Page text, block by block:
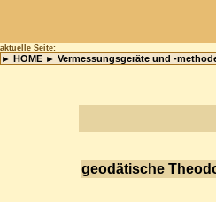
aktuelle Seite:
► HOME ► Vermessungsgeräte und -
geodätische